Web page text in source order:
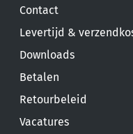
Contact
Levertijd &
Downloads
Betalen
Retourbeleid
Vacatures